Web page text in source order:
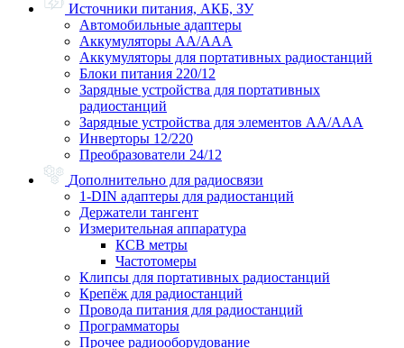
Источники питания, АКБ, ЗУ
Автомобильные адаптеры
Аккумуляторы АА/ААА
Аккумуляторы для портативных радиостанций
Блоки питания 220/12
Зарядные устройства для портативных
радиостанций
Зарядные устройства для элементов АА/ААА
Инверторы 12/220
Преобразователи 24/12
Дополнительно для радиосвязи
1-DIN адаптеры для радиостанций
Держатели тангент
Измерительная аппаратура
КСВ метры
Частотомеры
Клипсы для портативных радиостанций
Крепёж для радиостанций
Провода питания для радиостанций
Программаторы
Прочее радиооборудование